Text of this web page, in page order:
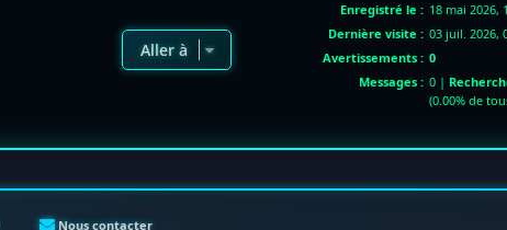
Enregistré le : 18 mai 2026,
Dernière visite : 03 juil. 2026,
Avertissements : 0
Messages : 0 |
(0.00% de
Aller à
Nous contacter